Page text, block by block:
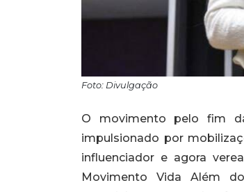
Foto: Divulgação
O movimento pelo fim
impulsionado por
influenciador e agora
Movimento Vida Além